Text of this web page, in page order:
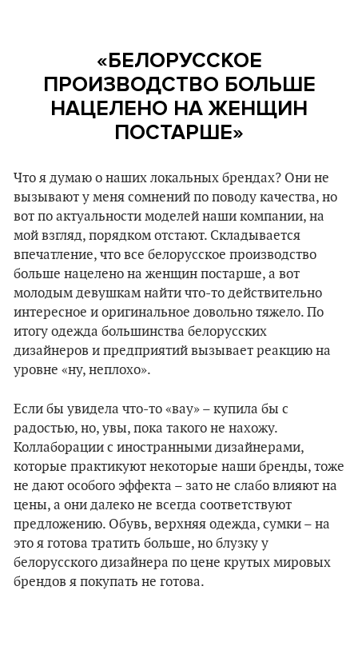
«БЕЛОРУССКОЕ
ПРОИЗВОДСТВО БОЛЬШЕ
НАЦЕЛЕНО НА ЖЕНЩИН
ПОСТАРШЕ»
Что я думаю о наших локальных брендах? Они не
вызывают у меня сомнений по поводу качества, но
вот по актуальности моделей наши компании, на
мой взгляд, порядком отстают. Складывается
впечатление, что все белорусское производство
больше нацелено на женщин постарше, а вот
молодым девушкам найти что-то действительно
интересное и оригинальное довольно тяжело. По
итогу одежда большинства белорусских
дизайнеров и предприятий вызывает реакцию на
уровне «ну, неплохо».
Если бы увидела что-то «вау» – купила бы с
радостью, но, увы, пока такого не нахожу.
Коллаборации с иностранными дизайнерами,
которые практикуют некоторые наши бренды, тоже
не дают особого эффекта – зато не слабо влияют на
цены, а они далеко не всегда соответствуют
предложению. Обувь, верхняя одежда, сумки – на
это я готова тратить больше, но блузку у
белорусского дизайнера по цене крутых мировых
брендов я покупать не готова.